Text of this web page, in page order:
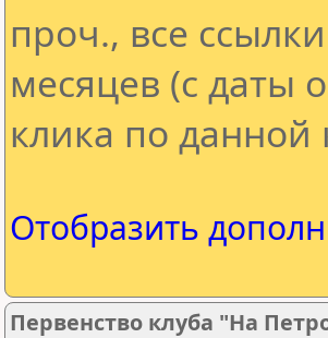
проч., все
месяцев (с даты
клика по данной
Отобразить
Первенство клуба "На